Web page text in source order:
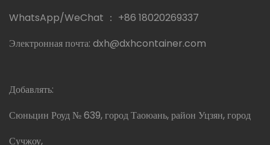
WhatsApp/WeChat ： +86 18020269337
Электронная почта: dxh@dxhcontainer.com
Добавлять:
Сюньцин Роуд № 639, город Таоюань, район Уцзян, город
Сучжоу,